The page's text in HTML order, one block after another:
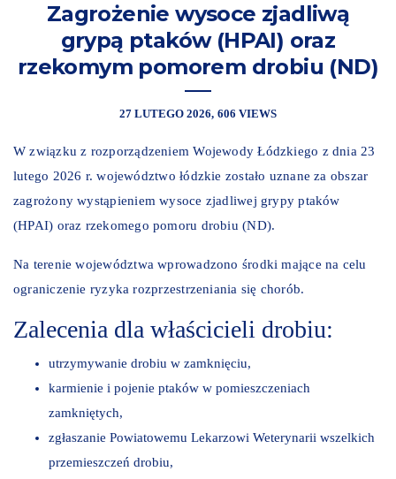
Zagrożenie wysoce zjadliwą
grypą ptaków (HPAI) oraz
rzekomym pomorem drobiu (ND)
27 LUTEGO 2026 606 VIEWS
W związku z rozporządzeniem Wojewody Łódzkiego z dnia 23
lutego 2026 r. województwo łódzkie zostało uznane za obszar
zagrożony wystąpieniem wysoce zjadliwej grypy ptaków
(HPAI) oraz rzekomego pomoru drobiu (ND).
Na terenie województwa wprowadzono środki mające na celu
ograniczenie ryzyka rozprzestrzeniania się chorób.
Zalecenia dla właścicieli drobiu:
utrzymywanie drobiu w zamknięciu,
karmienie i pojenie ptaków w pomieszczeniach
zamkniętych,
zgłaszanie Powiatowemu Lekarzowi Weterynarii wszelkich
przemieszczeń drobiu,